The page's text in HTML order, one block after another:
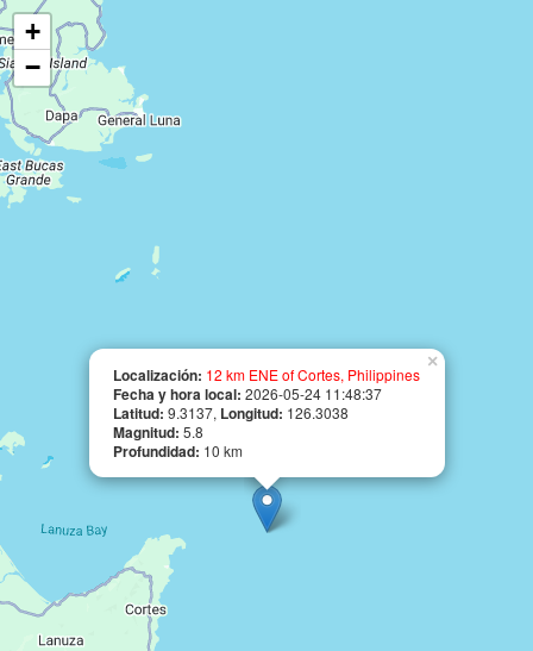
Localización: 12 km ENE of Cortes, Philippines
Fecha y hora local: 2026-05-24 11:48:37
Latitud: 9.3137, Longitud: 126.3038
Magnitud: 5.8
Profundidad: 10 km
×
+
−